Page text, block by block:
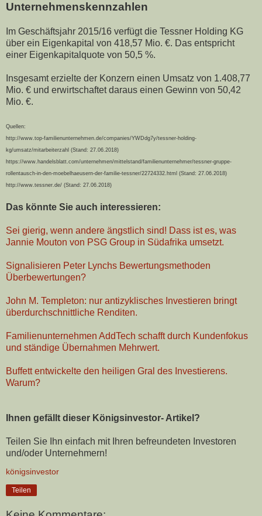
Unternehmenskennzahlen
Im Geschäftsjahr 2015/16 verfügt die Tessner Holding KG
über ein Eigenkapital von 418,57 Mio. €. Das entspricht
einer Eigenkapitalquote von 50,5 %.
Insgesamt erzielte der Konzern einen Umsatz von 1.408,77
Mio. € und erwirtschaftet daraus einen Gewinn von 50,42
Mio. €.
Quellen:
http://www.top-familienunternehmen.de/companies/YWDdg7y/tessner-holding-
kg/umsatz/mitarbeiterzahl (Stand: 27.06.2018)
https://www.handelsblatt.com/unternehmen/mittelstand/familienunternehmer/tessner-gruppe-
rollentausch-in-den-moebelhaeusern-der-familie-tessner/22724332.html (Stand: 27.06.2018)
http://www.tessner.de/ (Stand: 27.06.2018)
Das könnte Sie auch interessieren:
Sei gierig, wenn andere ängstlich sind! Dass ist es, was
Jannie Mouton von PSG Group in Südafrika umsetzt.
Signalisieren Peter Lynchs Bewertungsmethoden
Überbewertungen?
John M. Templeton: nur antizyklisches Investieren bringt
überdurchschnittliche Renditen.
Familienunternehmen AddTech schafft durch Kundenfokus
und ständige Übernahmen Mehrwert.
Buffett entwickelte den heiligen Gral des Investierens.
Warum?
Ihnen gefällt dieser Königsinvestor- Artikel?
Teilen Sie Ihn einfach mit Ihren befreundeten Investoren
und/oder Unternehmern!
königsinvestor
Teilen